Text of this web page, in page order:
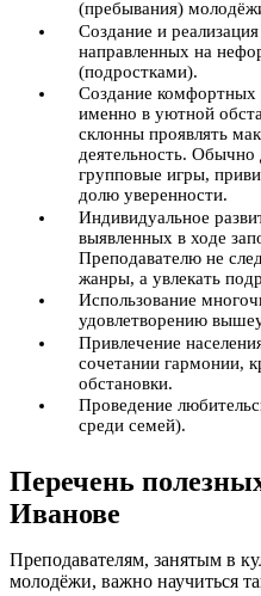
(пребывания)
Создание и
направленных на
(подростками).
Создание комфортных
именно в уютной
склонны проявлять
деятельность.
групповые игры,
долю уверенности.
Индивидуальное
выявленных в ходе
Преподавателю не
жанры, а увлекать
Использование
удовлетворению
Привлечение
сочетании гармонии,
обстановки.
Проведение
среди семей).
Перечень
Иванове
Преподавателям, занятым в
молодёжи, важно научиться